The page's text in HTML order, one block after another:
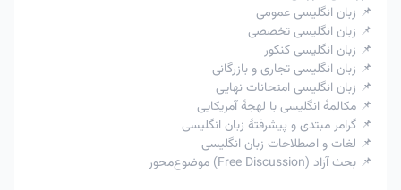
📌 زبان انگلیسی عمومی
📌 زبان انگلیسی تخصصی
📌 زبان انگلیسی کنکور
📌 زبان انگلیسی تجاری و بازرگانی
📌 زبان انگلیسی امتحانات نهایی
📌 مکالمهٔ انگلیسی با لهجهٔ آمریکایی
📌 گرامر مبتدی و پیشرفتهٔ زبان انگلیسی
📌 لغات و اصطلاحات زبان انگلیسی
📌 بحث آزاد (Free Discussion) موضوع‌محور